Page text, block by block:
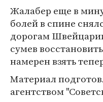
Жалабер еще в
болей в спине
дорогам
сумев
намерен взять
Материал
агентством